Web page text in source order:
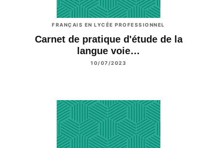
FRANÇAIS EN LYCÉE PROFESSIONNEL
Carnet de pratique d'étude de la
langue voie…
10/07/2023